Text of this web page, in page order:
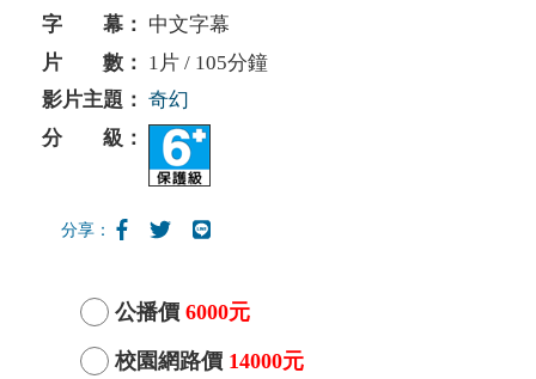
字 幕： 中文字幕
片 數： 1片 / 105分鐘
影片主題： 奇幻
分 級：
分享：
公播價 6000元
校園網路價 14000元